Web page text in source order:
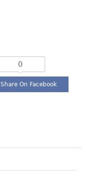
0
Share On Facebook